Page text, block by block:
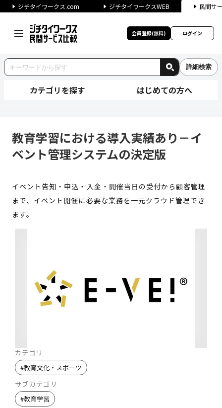
ジチタイワークス.com ジチタイワークスWEB 民間サ
会員登録(無料) ログイン
詳細検索
カテゴリを探す はじめての方へ
教育学習における導入実績あり－イ
ベント管理システムの決定版
イベント告知・申込・⼊⾦・開催当⽇の受付から顧客管理
まで、イベント開催に必要な業務を⼀元クラウド管理でき
ます。
カテゴリ
#教育文化・スポーツ
サブカテゴリ
#教育学習